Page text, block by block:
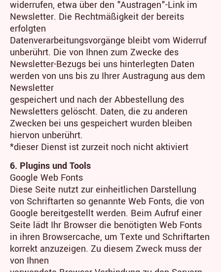
widerrufen, etwa über den "Austragen"-Link im
Newsletter. Die Rechtmäßigkeit der bereits
erfolgten
Datenverarbeitungsvorgänge bleibt vom Widerruf
unberührt. Die von Ihnen zum Zwecke des
Newsletter-Bezugs bei uns hinterlegten Daten
werden von uns bis zu Ihrer Austragung aus dem
Newsletter
gespeichert und nach der Abbestellung des
Newsletters gelöscht. Daten, die zu anderen
Zwecken bei uns gespeichert wurden bleiben
hiervon unberührt.
*dieser Dienst ist zurzeit noch nicht aktiviert
6. Plugins und Tools
Google Web Fonts
Diese Seite nutzt zur einheitlichen Darstellung
von Schriftarten so genannte Web Fonts, die von
Google bereitgestellt werden. Beim Aufruf einer
Seite lädt Ihr Browser die benötigten Web Fonts
in ihren Browsercache, um Texte und Schriftarten
korrekt anzuzeigen. Zu diesem Zweck muss der
von Ihnen